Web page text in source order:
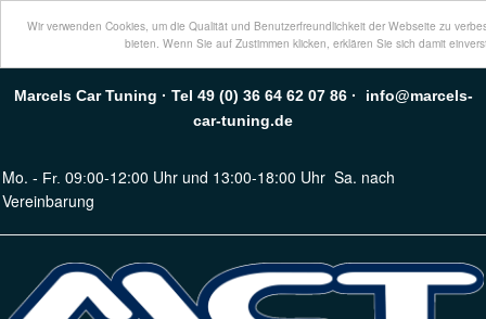
Wir verwenden Cookies, um die Qualität und Benutzerfreundlichkeit der Webseite zu
bieten. Wenn Sie auf Zustimmen klicken, erklären Sie sich damit
Marcels Car Tuning · Tel 49 (0) 36 64 62 07 86 · info@marcels-
car-tuning.de
Mo. - Fr. 09:00-12:00 Uhr und 13:00-18:00 Uhr Sa. nach
Vereinbarung